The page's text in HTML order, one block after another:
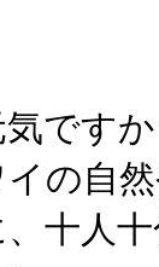
気です
の自
、十人